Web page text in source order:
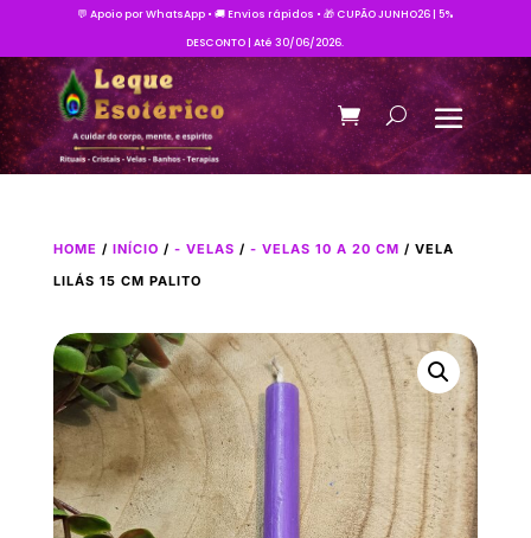
💬 Apoio por WhatsApp • 🚚 Envios rápidos • 🎁 CUPÃO JUNHO26 | 5%
DESCONTO | Até 30/06/2026.
HOME / INÍCIO / - VELAS / - VELAS 10 A 20 CM / VELA
LILÁS 15 CM PALITO